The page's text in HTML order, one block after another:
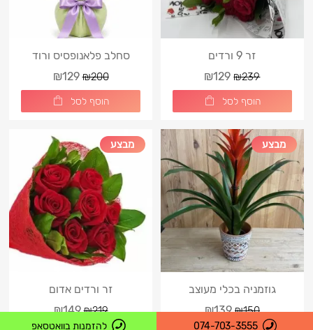
זר 9 ורדים
₪239
₪129
הוסף לסל
סחלב פלאנופסיס ורוד
באריזת מתנה יוקרתית
₪200
₪129
הוסף לסל
מבצע
גוזמניה בכלי מעוצב
₪150
₪139
מבצע
זר ורדים אדום
₪219
₪149
074-703-3555 להזמנות בוואטסאפ